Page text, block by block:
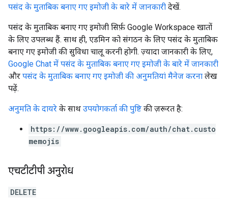
पसंद के मुताबिक बनाए गए इमोजी के बारे में जानकारी देखें.
पसंद के मुताबिक बनाए गए इमोजी सिर्फ़ Google Workspace खातों
के लिए उपलब्ध हैं. साथ ही, एडमिन को संगठन के लिए पसंद के मुताबिक
बनाए गए इमोजी की सुविधा चालू करनी होगी. ज़्यादा जानकारी के लिए,
Google Chat में पसंद के मुताबिक बनाए गए इमोजी के बारे में जानकारी
और पसंद के मुताबिक बनाए गए इमोजी की अनुमतियां मैनेज करना लेख
पढ़ें.
अनुमति के दायरे के साथ उपयोगकर्ता की पुष्टि की ज़रूरत है:
https://www.googleapis.com/auth/chat.custo
memojis
एचटीटीपी अनुरोध
DELETE